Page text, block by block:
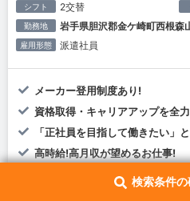
検索条件
シフト 2交替
勤務地 岩手県胆沢郡金ケ崎町西根
雇用形態 派遣社員
メーカー登用制度あり!
資格取得・キャリアアップを全
「正社員を目指して働きたい」
高時給!高月収が望めるお仕事!
すぐに慣れるお仕事です!ライン